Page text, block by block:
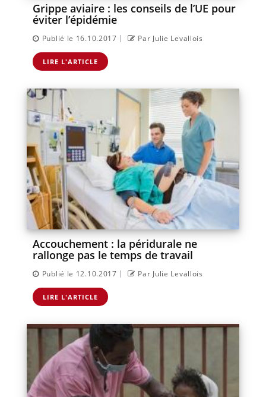
Grippe aviaire : les conseils de l’UE pour
éviter l’épidémie
Publié le 16.10.2017 | Par Julie Levallois
LIRE L'ARTICLE
Accouchement : la péridurale ne
rallonge pas le temps de travail
Publié le 12.10.2017 | Par Julie Levallois
LIRE L'ARTICLE